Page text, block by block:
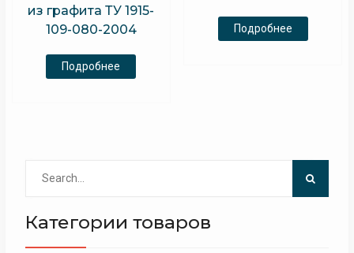
из графита ТУ 1915-
109-080-2004
Подробнее
Подробнее
Категории товаров